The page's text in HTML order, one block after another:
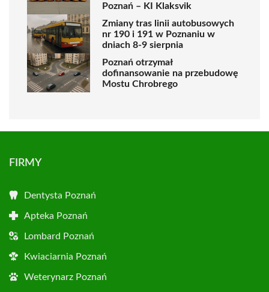
Poznań – KI Klaksvik
Zmiany tras linii autobusowych
nr 190 i 191 w Poznaniu w
dniach 8-9 sierpnia
Poznań otrzymał
dofinansowanie na przebudowę
Mostu Chrobrego
FIRMY
Dentysta Poznań
Apteka Poznań
Lombard Poznań
Kwiaciarnia Poznań
Weterynarz Poznań